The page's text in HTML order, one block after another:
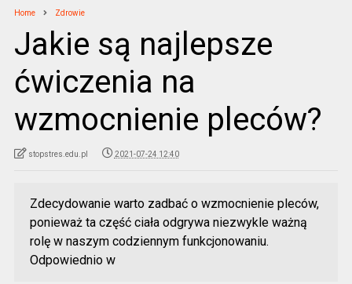
Home Zdrowie
Jakie są najlepsze
ćwiczenia na
wzmocnienie pleców?
stopstres.edu.pl 2021-07-24 12:40
Zdecydowanie warto zadbać o wzmocnienie pleców,
ponieważ ta część ciała odgrywa niezwykle ważną
rolę w naszym codziennym funkcjonowaniu.
Odpowiednio w